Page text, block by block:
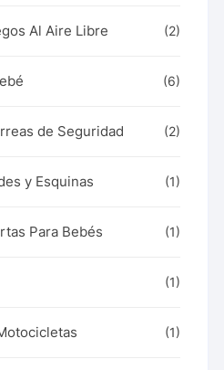
Al Aire Libre (2)
(6)
de Seguridad (2)
y Esquinas (1)
Para Bebés (1)
(1)
(1)